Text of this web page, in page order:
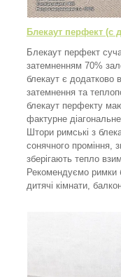
Блекаут перфект (с
Блекаут перфект
затемненням 70%
блекаут є додатково
затемнення та
блекаут перфекту
фактурне
Штори римські з
сонячного проміння,
зберігають тепло
Рекомендуємо римки
дитячі кімнати,